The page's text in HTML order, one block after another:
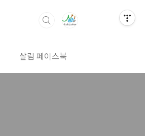
살림 페이스북